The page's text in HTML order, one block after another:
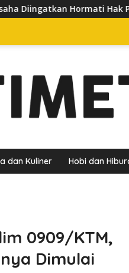
Pejalan Kaki
dan Kuliner Hobi dan
0909/KTM,
Dimulai